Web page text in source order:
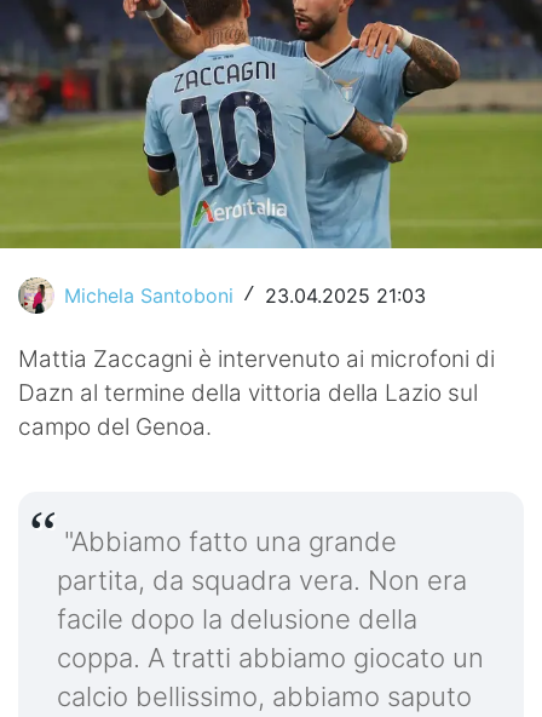
Pagelle
Settore Giovanile
Lazio Women
Calciomercato
Video
Michela Santoboni / 23.04.2025 21:03
Mattia Zaccagni è intervenuto ai microfoni di
Dazn al termine della vittoria della Lazio sul
campo del Genoa.
"Abbiamo fatto una grande
partita, da squadra vera. Non era
facile dopo la delusione della
coppa. A tratti abbiamo giocato un
calcio bellissimo, abbiamo saputo